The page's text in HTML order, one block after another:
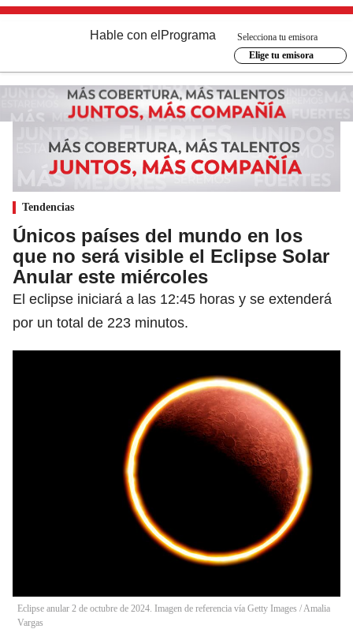
Hable con el Programa
Selecciona tu emisora
Elige tu emisora
Tendencias
Únicos países del mundo en los
que no será visible el Eclipse Solar
Anular este miércoles
El eclipse iniciará a las 12:45 horas y se extenderá
por un total de 223 minutos.
Eclipse anular 2 de octubre de 2024. Imagen de referencia vía Getty Images /Amalia
Vargas